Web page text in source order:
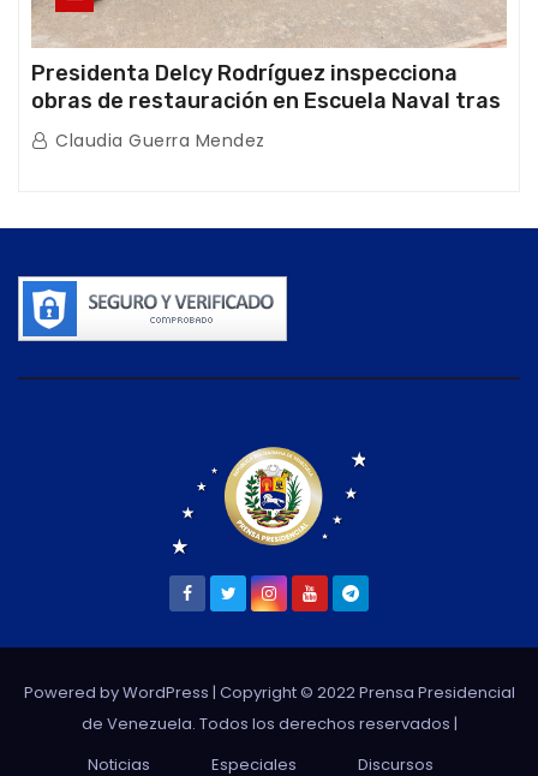
Presidenta Delcy Rodríguez inspecciona
obras de restauración en Escuela Naval tras
afectaciones sísmicas en La Guaira
Claudia Guerra Mendez
Powered by WordPress | Copyright © 2022 Prensa Presidencial
de Venezuela. Todos los derechos reservados |
Noticias
Especiales Discursos